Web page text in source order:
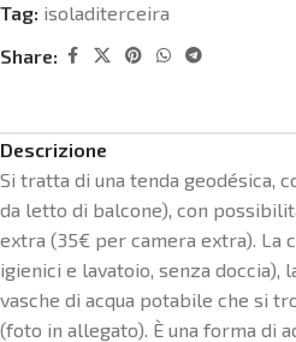
Tag: isoladiterceira
Share:
Descrizione
Si tratta di una tenda geodésica,
da letto di balcone), con
extra (35€ per camera extra). La
igienici e lavatoio, senza doccia),
vasche di acqua potabile che si
(foto in allegato). È una forma di